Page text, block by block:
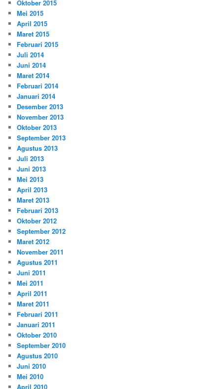
Oktober 2015
Mei 2015
April 2015
Maret 2015
Februari 2015
Juli 2014
Juni 2014
Maret 2014
Februari 2014
Januari 2014
Desember 2013
November 2013
Oktober 2013
September 2013
Agustus 2013
Juli 2013
Juni 2013
Mei 2013
April 2013
Maret 2013
Februari 2013
Oktober 2012
September 2012
Maret 2012
November 2011
Agustus 2011
Juni 2011
Mei 2011
April 2011
Maret 2011
Februari 2011
Januari 2011
Oktober 2010
September 2010
Agustus 2010
Juni 2010
Mei 2010
April 2010